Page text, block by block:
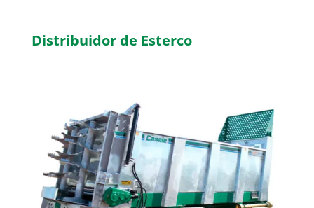
Distribuidor de Esterco